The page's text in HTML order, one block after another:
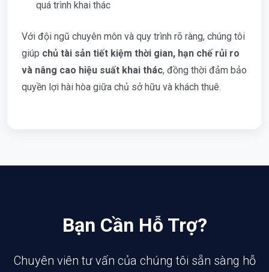
quá trình khai thác
Với đội ngũ chuyên môn và quy trình rõ ràng, chúng tôi
giúp chủ tài sản tiết kiệm thời gian, hạn chế rủi ro
và nâng cao hiệu suất khai thác, đồng thời đảm bảo
quyền lợi hài hòa giữa chủ sở hữu và khách thuê.
Bạn Cần Hỗ Trợ?
Chuyên viên tư vấn của chúng tôi sẵn sàng hỗ